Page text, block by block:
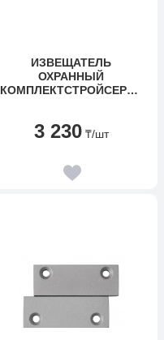
ИЗВЕЩАТЕЛЬ
ОХРАННЫЙ
КОМПЛЕКТСТРОЙСЕРВИ
3 230 ₸/шт